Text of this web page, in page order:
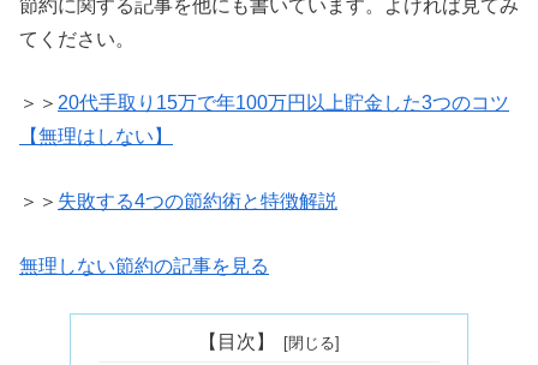
節約に関する記事を他にも書いています。よければ見てみ
てください。
＞＞ 20代手取り15万で年100万円以上貯金した3つのコツ
【無理はしない】
＞＞ 失敗する4つの節約術と特徴解説
無理しない節約の記事を見る
【目次】